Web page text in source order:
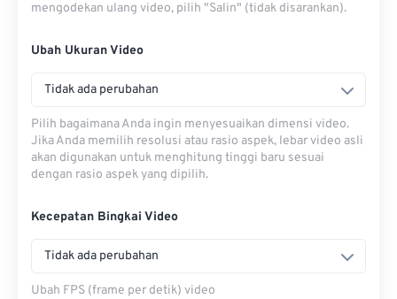
mengodekan ulang video, pilih "Salin" (tidak disarankan).
Ubah Ukuran Video
Tidak ada perubahan
Pilih bagaimana Anda ingin menyesuaikan dimensi video.
Jika Anda memilih resolusi atau rasio aspek, lebar video asli
akan digunakan untuk menghitung tinggi baru sesuai
dengan rasio aspek yang dipilih.
Kecepatan Bingkai Video
Tidak ada perubahan
Ubah FPS (frame per detik) video